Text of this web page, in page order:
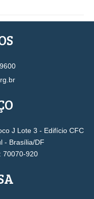
J Lote 3 - Edifício CFC
- Brasília/DF
70070-920